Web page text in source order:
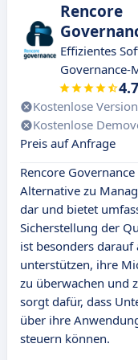
Rencore
Effizientes
Governance-
4.7
Kostenlose Version
Kostenlose
Preis auf Anfrage
Rencore
Alternative zu
dar und bietet
Sicherstellung der
ist besonders
unterstützen, ihre
zu überwachen und
sorgt dafür, dass
über ihre
steuern können.